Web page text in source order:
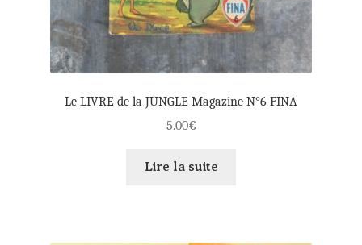
Le LIVRE de la JUNGLE Magazine N°6 FINA
5.00€
Lire la suite